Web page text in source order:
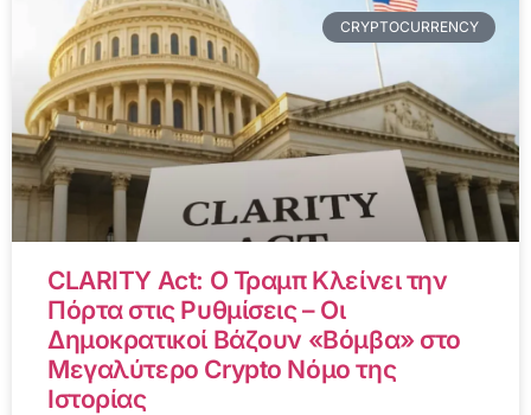
CRYPTOCURRENCY
CLARITY Act: Ο Τραμπ Κλείνει την
Πόρτα στις Ρυθμίσεις – Οι
Δημοκρατικοί Βάζουν «Βόμβα» στο
Μεγαλύτερο Crypto Νόμο της
Ιστορίας